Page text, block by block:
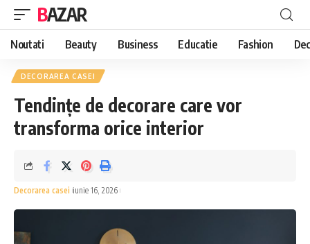
BAZAR
Noutati Beauty Business Educatie Fashion
DECORAREA CASEI
Tendințe de decorare care vor
transforma orice interior
Decorarea casei iunie 16, 2026